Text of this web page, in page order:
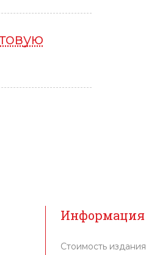
Информация
Стоимость издания